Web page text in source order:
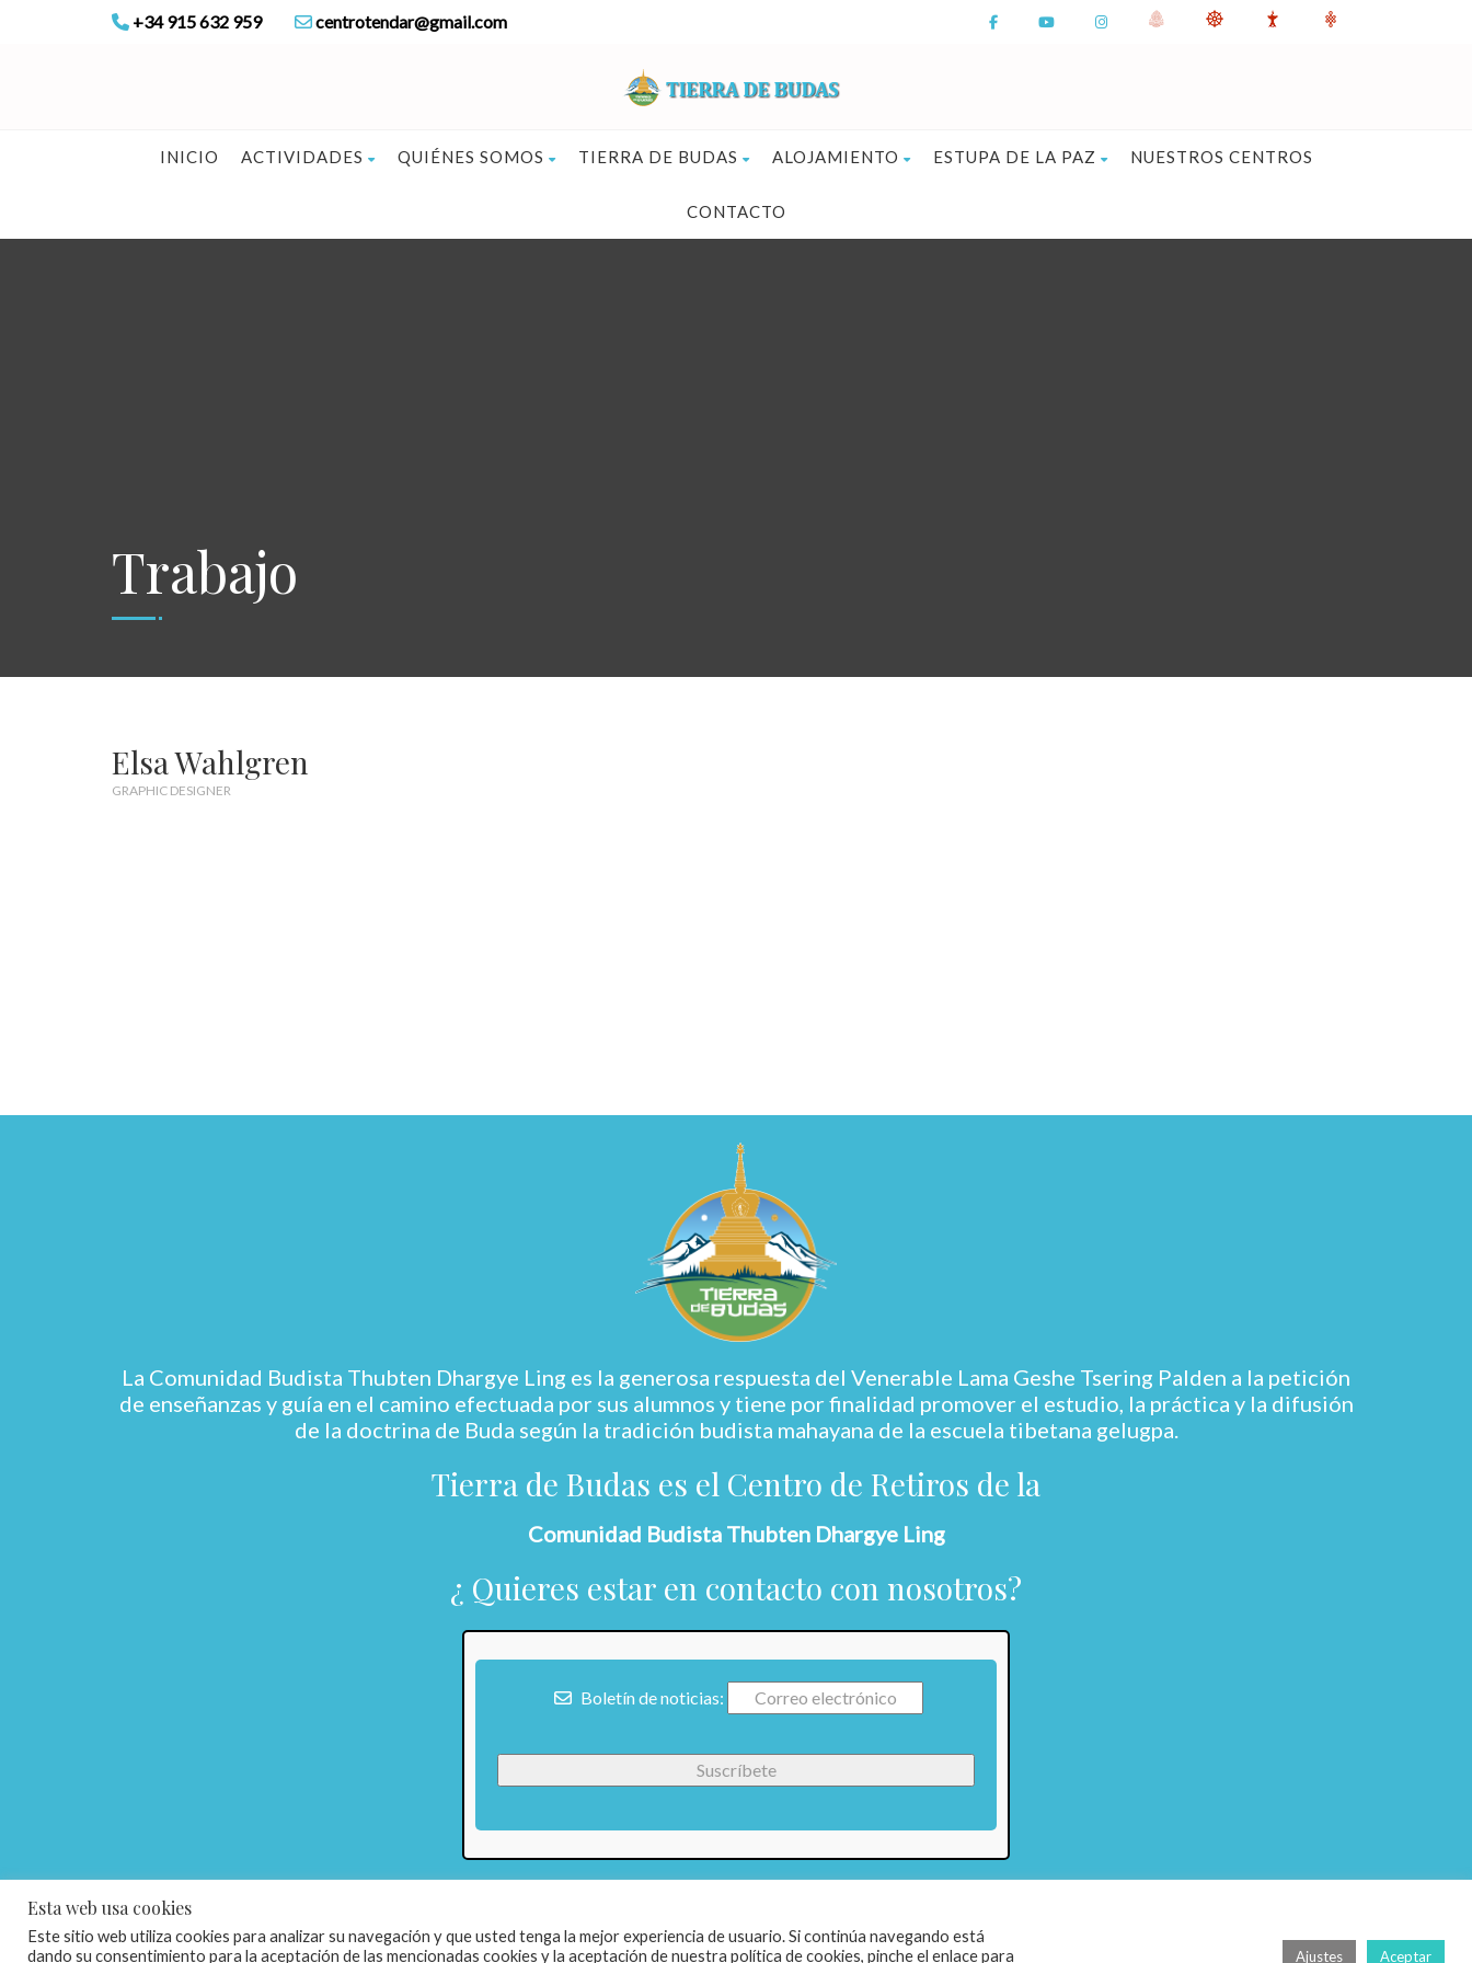
+34 915 632 959 centrotendar@gmail.com
INICIO ACTIVIDADES QUIÉNES SOMOS TIERRA DE BUDAS ALOJAMIENTO ESTUPA DE LA PAZ NUESTROS CENTROS
CONTACTO
Trabajo
Elsa Wahlgren
GRAPHIC DESIGNER
La Comunidad Budista Thubten Dhargye Ling es la generosa respuesta del Venerable Lama Geshe Tsering Palden a la petición
de enseñanzas y guía en el camino efectuada por sus alumnos y tiene por finalidad promover el estudio, la práctica y la difusión
de la doctrina de Buda según la tradición budista mahayana de la escuela tibetana gelugpa.
Tierra de Budas es el Centro de Retiros de la
Comunidad Budista Thubten Dhargye Ling
¿ Quieres estar en contacto con nosotros?
Boletín de noticias:
Esta web usa cookies
Este sitio web utiliza cookies para analizar su navegación y que usted tenga la mejor experiencia de usuario. Si continúa navegando está
dando su consentimiento para la aceptación de las mencionadas cookies y la aceptación de nuestra política de cookies, pinche el enlace para
Ajustes Aceptar